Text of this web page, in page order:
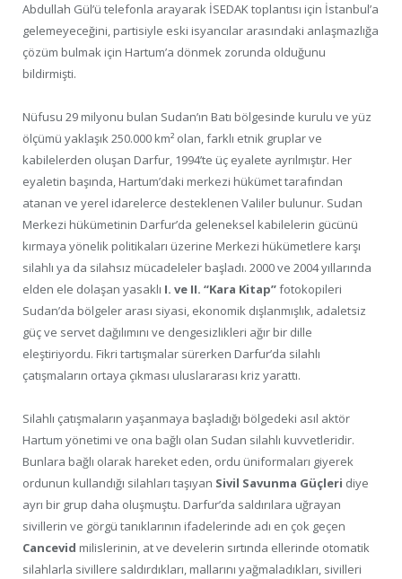
Abdullah Gül’ü telefonla arayarak İSEDAK toplantısı için İstanbul’a
gelemeyeceğini, partisiyle eski isyancılar arasındaki anlaşmazlığa
çözüm bulmak için Hartum’a dönmek zorunda olduğunu
bildirmişti.
Nüfusu 29 milyonu bulan Sudan’ın Batı bölgesinde kurulu ve yüz
ölçümü yaklaşık 250.000 km² olan, farklı etnik gruplar ve
kabilelerden oluşan Darfur, 1994’te üç eyalete ayrılmıştır. Her
eyaletin başında, Hartum’daki merkezi hükümet tarafından
atanan ve yerel idarelerce desteklenen Valiler bulunur. Sudan
Merkezi hükümetinin Darfur’da geleneksel kabilelerin gücünü
kırmaya yönelik politikaları üzerine Merkezi hükümetlere karşı
silahlı ya da silahsız mücadeleler başladı. 2000 ve 2004 yıllarında
elden ele dolaşan yasaklı I. ve II. “Kara Kitap”fotokopileri
Sudan’da bölgeler arası siyasi, ekonomik dışlanmışlık, adaletsiz
güç ve servet dağılımını ve dengesizlikleri ağır bir dille
eleştiriyordu. Fikri tartışmalar sürerken Darfur’da silahlı
çatışmaların ortaya çıkması uluslararası kriz yarattı.
Silahlı çatışmaların yaşanmaya başladığı bölgedeki asıl aktör
Hartum yönetimi ve ona bağlı olan Sudan silahlı kuvvetleridir.
Bunlara bağlı olarak hareket eden, ordu üniformaları giyerek
ordunun kullandığı silahları taşıyan Sivil Savunma Güçleri diye
ayrı bir grup daha oluşmuştu. Darfur’da saldırılara uğrayan
sivillerin ve görgü tanıklarının ifadelerinde adı en çok geçen
Cancevid milislerinin, at ve develerin sırtında ellerinde otomatik
silahlarla sivillere saldırdıkları, mallarını yağmaladıkları, sivilleri